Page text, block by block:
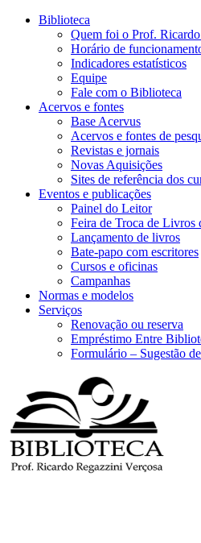
Biblioteca
Quem foi o Prof.
Horário de
Indicadores estatísticos
Equipe
Fale com o Biblioteca
Acervos e fontes
Base Acervus
Acervos e fontes de
Revistas e jornais
Novas Aquisições
Sites de referência dos
Eventos e publicações
Painel do Leitor
Feira de Troca de Livros
Lançamento de livros
Bate-papo com escritores
Cursos e oficinas
Campanhas
Normas e modelos
Serviços
Renovação ou reserva
Empréstimo Entre
Formulário – Sugestão